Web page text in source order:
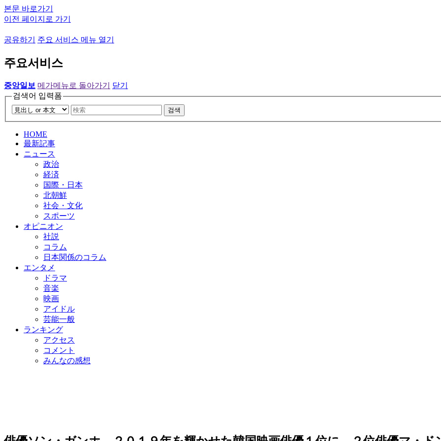
본문 바로가기
이전 페이지로 가기
공유하기 주요 서비스 메뉴 열기
주요서비스
중앙일보 메가메뉴로 돌아가기
닫기
검색어 입력폼
검색
HOME
最新記事
ニュース
政治
経済
国際・日本
北朝鮮
社会・文化
スポーツ
オピニオン
社説
コラム
日本関係のコラム
エンタメ
ドラマ
音楽
映画
アイドル
芸能一般
ランキング
アクセス
コメント
みんなの感想